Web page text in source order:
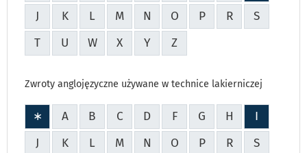
J
K L M N O P R
S
T
U W X Y Z
Zwroty anglojęzyczne używane w technice lakierniczej
∗ WSZYSTKIE
HASŁA
A B C D F G H
I
J
K L M N O P R
S